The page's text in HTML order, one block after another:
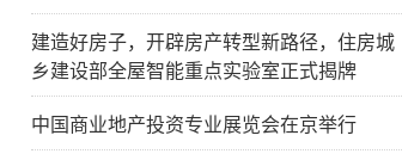
建造好房子，开辟房产转型新路径，住房城
乡建设部全屋智能重点实验室正式揭牌
中国商业地产投资专业展览会在京举行